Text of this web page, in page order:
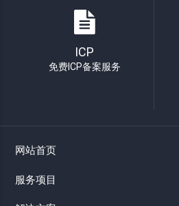
ICP
免费ICP备案服务
网站首页
服务项目